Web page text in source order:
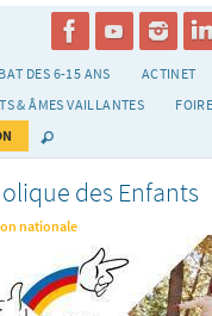
DES 6-15 ANS
ACTINET
& ÂMES VAILLANTES
des Enfants
nationale